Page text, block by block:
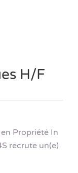
H/F
Propriété In
recrute un(e)